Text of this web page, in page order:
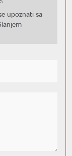
upoznati sa